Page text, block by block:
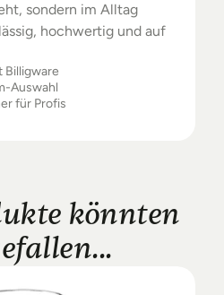
sondern im Alltag
hochwertig und auf
Billigware
Auswahl
für Profis
könnten